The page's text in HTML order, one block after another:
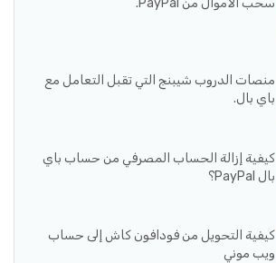
منصات الدروب شيبنج التي تقبل التعامل مع
باي بال.
كيفية إزالة الحساب المصرفي من حساب باي
بال PayPal؟
كيفية التحويل من فودافون كاش إلى حساب
ويب موني